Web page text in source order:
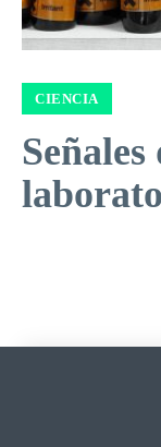
CIENCIA